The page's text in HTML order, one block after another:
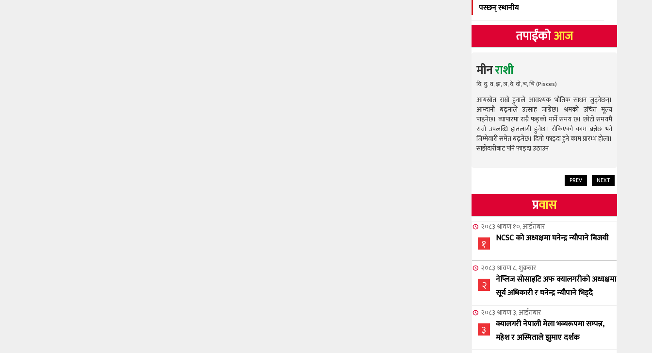
पस्छन् स्थानीय
तपाईंकोआज
मीनराशी
दि, दु, थ, झ, ञ, दे, दो, च, चि (Pisces)
आयस्रोत राम्रो हुनाले आवश्यक भौतिक साधन जुट्नेछन्।
आम्दानी बढ्नाले उत्साह जाग्नेछ। श्रमको उचित मूल्य
पाइनेछ। व्यापारमा राम्रै फड्को मार्ने समय छ। छोटो समयमै
राम्रो उपलब्धि हातलागी हुनेछ। रोकिएको काम बन्नेछ भने
जिम्मेवारी समेत बढ्नेछ। दिगो फाइदा हुने काम प्रारम्भ होला।
साझेदारीबाट पनि फाइदा उठाउन
PREV NEXT
प्रवास
२०८३ श्रावण १०, आईतबार
१ NCSC को अध्यक्षमा घनेन्द्र न्यौपाने बिजयी
२०८३ श्रावण ८, शुक्रबार
२
नेप्लिज सोसाइटि अफ क्यालगरीको अध्यक्षमा
सूर्य अधिकारी र घनेन्द्र न्यौपाने भिड्दै
२०८३ श्रावण ३, आईतबार
३
क्यालगरी नेपाली मेला भव्यरूपमा सम्पन्न,
महेश र अस्मिताले झुमाए दर्शक